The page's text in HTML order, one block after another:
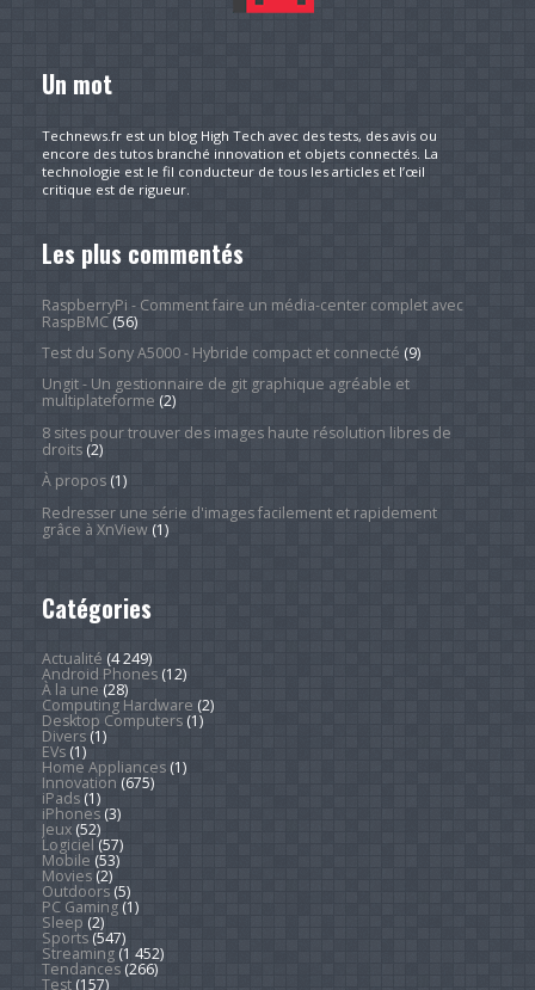
Un mot
Technews.fr est un blog High Tech avec des tests, des avis ou
encore des tutos branché innovation et objets connectés. La
technologie est le fil conducteur de tous les articles et l’œil
critique est de rigueur.
Les plus commentés
RaspberryPi - Comment faire un média-center complet avec
RaspBMC(56)
Test du Sony A5000 - Hybride compact et connecté (9)
Ungit - Un gestionnaire de git graphique agréable et
multiplateforme (2)
8 sites pour trouver des images haute résolution libres de
droits(2)
À propos(1)
Redresser une série d'images facilement et rapidement
grâce à XnView(1)
Catégories
Actualité (4 249)
Android Phones(12)
À la une (28)
Computing Hardware (2)
Desktop Computers(1)
Divers(1)
EVs(1)
Home Appliances(1)
Innovation (675)
iPads(1)
iPhones(3)
Jeux(52)
Logiciel (57)
Mobile (53)
Movies(2)
Outdoors(5)
PC Gaming(1)
Sleep (2)
Sports(547)
Streaming(1 452)
Tendances(266)
Test(157)